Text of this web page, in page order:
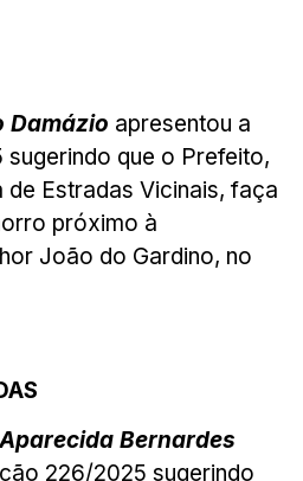
Damázio apresentou a
que o Prefeito,
Estradas Vicinais, faça
próximo à
João do Gardino, no
Bernardes
226/2025 sugerindo